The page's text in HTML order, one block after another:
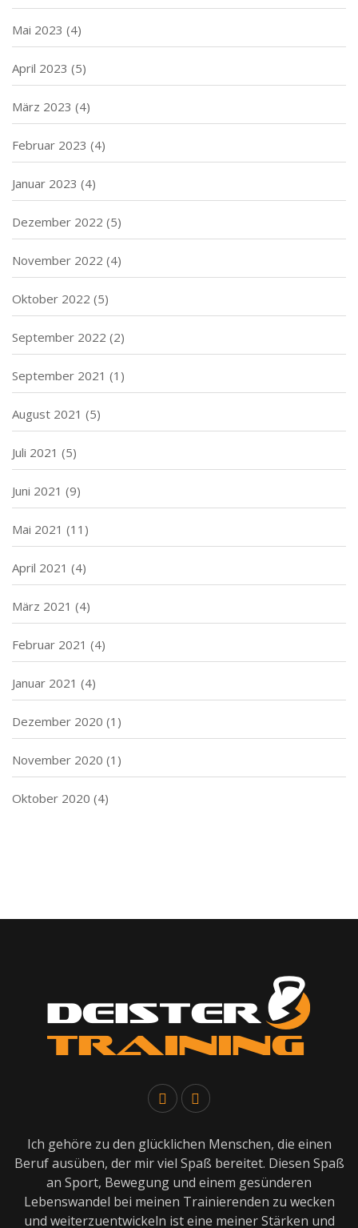
Mai 2023 (4)
April 2023 (5)
März 2023 (4)
Februar 2023 (4)
Januar 2023 (4)
Dezember 2022 (5)
November 2022 (4)
Oktober 2022 (5)
September 2022 (2)
September 2021 (1)
August 2021 (5)
Juli 2021 (5)
Juni 2021 (9)
Mai 2021 (11)
April 2021 (4)
März 2021 (4)
Februar 2021 (4)
Januar 2021 (4)
Dezember 2020 (1)
November 2020 (1)
Oktober 2020 (4)
Ich gehöre zu den glücklichen Menschen, die einen
Beruf ausüben, der mir viel Spaß bereitet. Diesen Spaß
an Sport, Bewegung und einem gesünderen
Lebenswandel bei meinen Trainierenden zu wecken
und weiterzuentwickeln ist eine meiner Stärken und